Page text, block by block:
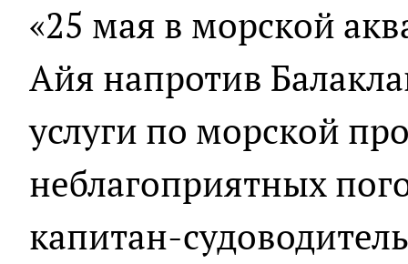
«25 мая в морской
Айя напротив
услуги по морской
неблагоприятных
капитан-